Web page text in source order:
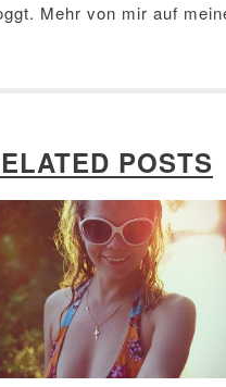
Mehr von mir auf
POSTS